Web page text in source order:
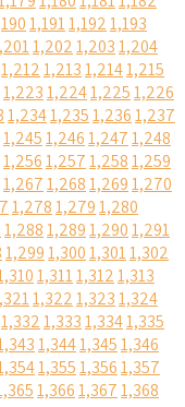
1,1911,1921,193
1,2021,2031,204
1,2121,2131,2141,215
1,2231,2241,2251,226
1,2341,2351,2361,237
1,2451,2461,2471,248
1,2561,2571,2581,259
1,2671,2681,2691,270
1,2781,2791,280
1,2881,2891,2901,291
1,2991,3001,3011,302
1,3111,3121,313
1,3221,3231,324
1,3321,3331,3341,335
1,3441,3451,346
1,3551,3561,357
1,3661,3671,368